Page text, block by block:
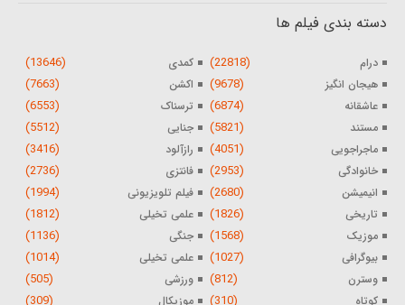
دسته بندی فیلم ها
درام (22818) کمدی (13646)
هیجان انگیز (9678) اکشن (7663)
عاشقانه (6874) ترسناک (6553)
مستند (5821) جنایی (5512)
ماجراجویی (4051) رازآلود (3416)
خانوادگی (2953) فانتزی (2736)
انیمیشن (2680) فیلم تلویزیونی (1994)
تاریخی (1826) علمی تخیلی (1812)
موزیک (1568) جنگی (1136)
بیوگرافی (1027) علمی تخیلی (1014)
وسترن (812) ورزشی (505)
کوتاه (310) موزیکال (309)